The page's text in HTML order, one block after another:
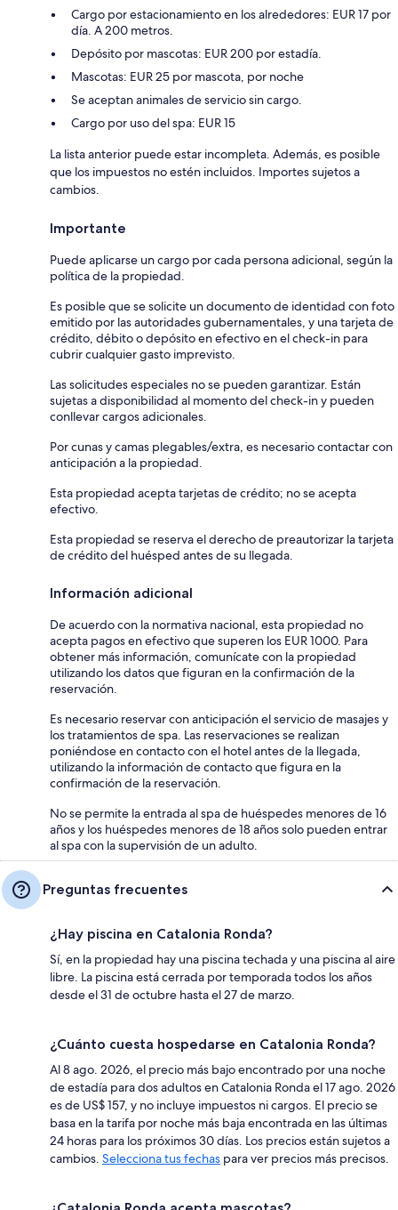
Cargo por estacionamiento en los alrededores: EUR 17 por
día. A 200 metros.
Depósito por mascotas: EUR 200 por estadía.
Mascotas: EUR 25 por mascota, por noche
Se aceptan animales de servicio sin cargo.
Cargo por uso del spa: EUR 15
La lista anterior puede estar incompleta. Además, es posible
que los impuestos no estén incluidos. Importes sujetos a
cambios.
Importante
Puede aplicarse un cargo por cada persona adicional, según la
política de la propiedad.
Es posible que se solicite un documento de identidad con foto
emitido por las autoridades gubernamentales, y una tarjeta de
crédito, débito o depósito en efectivo en el check-in para
cubrir cualquier gasto imprevisto.
Las solicitudes especiales no se pueden garantizar. Están
sujetas a disponibilidad al momento del check-in y pueden
conllevar cargos adicionales.
Por cunas y camas plegables/extra, es necesario contactar con
anticipación a la propiedad.
Esta propiedad acepta tarjetas de crédito; no se acepta
efectivo.
Esta propiedad se reserva el derecho de preautorizar la tarjeta
de crédito del huésped antes de su llegada.
Información adicional
De acuerdo con la normativa nacional, esta propiedad no
acepta pagos en efectivo que superen los EUR 1000. Para
obtener más información, comunícate con la propiedad
utilizando los datos que figuran en la confirmación de la
reservación.
Es necesario reservar con anticipación el servicio de masajes y
los tratamientos de spa. Las reservaciones se realizan
poniéndose en contacto con el hotel antes de la llegada,
utilizando la información de contacto que figura en la
confirmación de la reservación.
No se permite la entrada al spa de huéspedes menores de 16
años y los huéspedes menores de 18 años solo pueden entrar
al spa con la supervisión de un adulto.
Preguntas frecuentes
¿Hay piscina en Catalonia Ronda?
Sí, en la propiedad hay una piscina techada y una piscina al aire
libre. La piscina está cerrada por temporada todos los años
desde el 31 de octubre hasta el 27 de marzo.
¿Cuánto cuesta hospedarse en Catalonia Ronda?
Al 8 ago. 2026, el precio más bajo encontrado por una noche
de estadía para dos adultos en Catalonia Ronda el 17 ago. 2026
es de US$ 157, y no incluye impuestos ni cargos. El precio se
basa en la tarifa por noche más baja encontrada en las últimas
24 horas para los próximos 30 días. Los precios están sujetos a
cambios. Selecciona tus fechas para ver precios más precisos.